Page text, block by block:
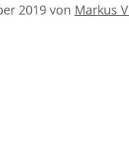
2019 von Markus